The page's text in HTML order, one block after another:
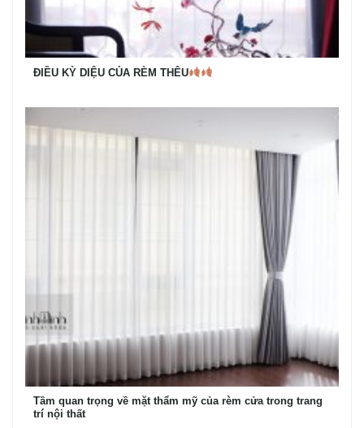
ĐIỀU KỲ DIỆU CỦA RÈM THÊU
Tầm quan trọng về mặt thẩm mỹ của rèm cửa trong trang
trí nội thất